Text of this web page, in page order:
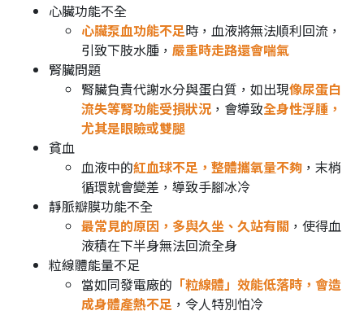
心臟功能不全
心臟泵血功能不足時，血液將無法順利回流，
引致下肢水腫， 嚴重時走路還會喘氣
腎臟問題
腎臟負責代謝水分與蛋白質，如出現像尿蛋白
流失等腎功能受損狀況 ，會導致全身性浮腫，
尤其是眼瞼或雙腿
貧血
血液中的紅血球不足，整體攜氧量不夠 ，末梢
循環就會變差，導致手腳冰冷
靜脈瓣膜功能不全
最常見的原因，多與久坐、久站有關 ，使得血
液積在下半身無法回流全身
粒線體能量不足
當如同發電廠的 「粒線體」效能低落時，會造
成身體產熱不足 ，令人特別怕冷